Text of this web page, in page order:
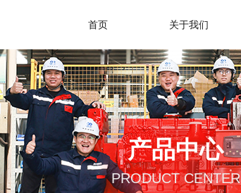
首页 关于我们
产品中心
PRODUCT CENTER